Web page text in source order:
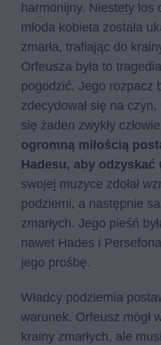
harmonijny. Niestety los
młoda kobieta została
zmarła, trafiając do
Orfeusza była to
pogodzić. Jego rozpacz
zdecydował się na
się żaden zwykły
ogromną miłością
Hadesu, aby odzyskać
swojej muzyce zdołał
podziemi, a następnie
zmarłych. Jego pieśń
nawet Hades i
jego prośbę.
Władcy podziemia
warunek. Orfeusz mógł
krainy zmarłych, ale